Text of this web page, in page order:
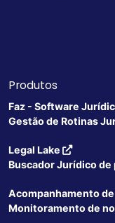
Produtos
Faz - Software
Gestão de Rotinas
Legal Lake
Buscador Jurídico de
Acompanhamento
Monitoramento de